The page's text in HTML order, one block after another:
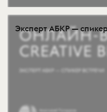
Эксперт АБКР — спикер